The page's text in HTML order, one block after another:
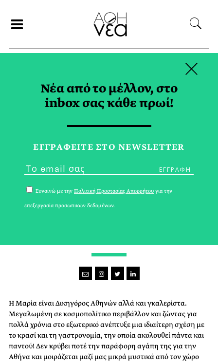
ΜΑΡΙΑ ΤΡΙΤΑΡΗ
Η Μαρία είναι Δικηγόρος Αθηνών αλλά και γκαλερίστα.
Μεγαλωμένη σε κοσμοπολίτικο περιβάλλον και ζώντας για
πολλά χρόνια στο εξωτερικό ανέπτυξε μια ιδιαίτερη σχέση με
το κρασί και τη γαστρονομία, την οποία ακολουθεί πάντα και
παντού! Δεν κρύβει ποτέ την παράφορη αγάπη της για την
Αθήνα και μοιράζεται μαζί μας μικρά μυστικά από τον χώρο
Νέα από το μέλλον, στο
inbox σας κάθε πρωί!
ΕΓΓPΑΦΕΙΤΕ ΣΤΟ NEWSLETTER
Συναινώ με την Πολιτική Προστασίας Απορρήτου για την
επεξεργασία προσωπικών δεδομένων.
×